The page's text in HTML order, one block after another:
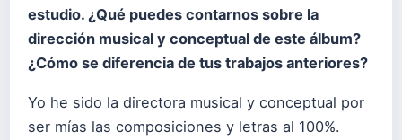
estudio. ¿Qué puedes contarnos sobre la
dirección musical y conceptual de este álbum?
¿Cómo se diferencia de tus trabajos anteriores?
Yo he sido la directora musical y conceptual por
ser mías las composiciones y letras al 100%.